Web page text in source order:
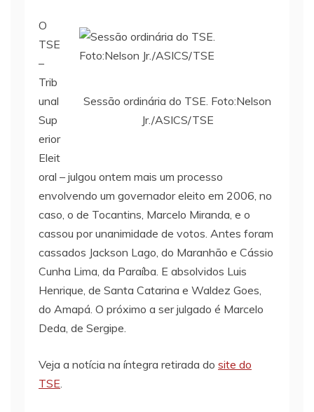
Sessão ordinária do TSE. Foto:Nelson
Jr./ASICS/TSE
O
TSE
–
Trib
unal
Sup
erior
Eleit
oral – julgou ontem mais um processo
envolvendo um governador eleito em 2006, no
caso, o de Tocantins, Marcelo Miranda, e o
cassou por unanimidade de votos. Antes foram
cassados Jackson Lago, do Maranhão e Cássio
Cunha Lima, da Paraíba. E absolvidos Luis
Henrique, de Santa Catarina e Waldez Goes,
do Amapá. O próximo a ser julgado é Marcelo
Deda, de Sergipe.
Veja a notícia na íntegra retirada do site do
TSE.